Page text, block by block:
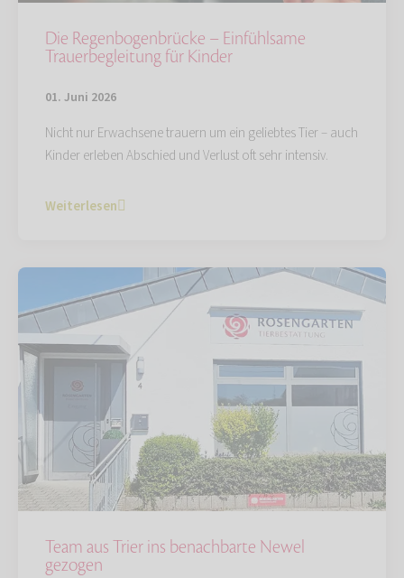
Die Regenbogenbrücke – Einfühlsame
Trauerbegleitung für Kinder
01. Juni 2026
Nicht nur Erwachsene trauern um ein geliebtes Tier – auch
Kinder erleben Abschied und Verlust oft sehr intensiv.
Weiterlesen
Team aus Trier ins benachbarte Newel
gezogen